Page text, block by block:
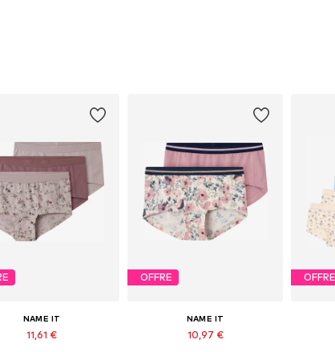
NAME IT
11,61 €
OFFRE
NAME IT
10,97 €
OFFRE